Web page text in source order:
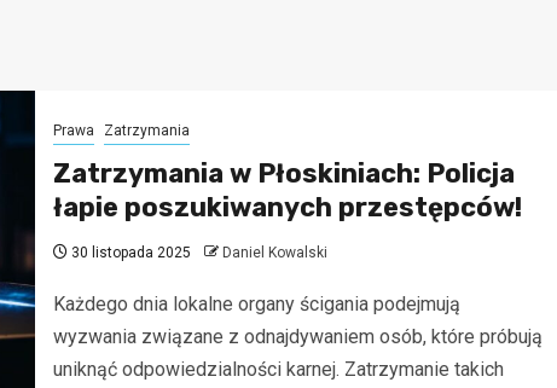
Prawa Zatrzymania
Zatrzymania w Płoskiniach: Policja
łapie poszukiwanych przestępców!
30 listopada 2025 Daniel Kowalski
Każdego dnia lokalne organy ścigania podejmują
wyzwania związane z odnajdywaniem osób, które próbują
uniknąć odpowiedzialności karnej. Zatrzymanie takich